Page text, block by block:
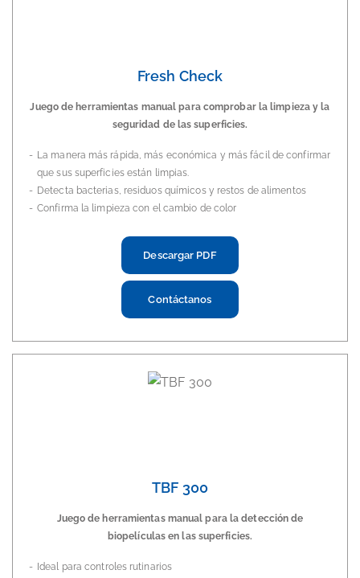
Fresh Check
Juego de herramientas manual para comprobar la limpieza y la
seguridad de las superficies.
La manera más rápida, más económica y más fácil de confirmar
que sus superficies están limpias.
Detecta bacterias, residuos químicos y restos de alimentos
Confirma la limpieza con el cambio de color
Descargar PDF
Contáctanos
TBF 300
Juego de herramientas manual para la detección de
biopelículas en las superficies.
Ideal para controles rutinarios